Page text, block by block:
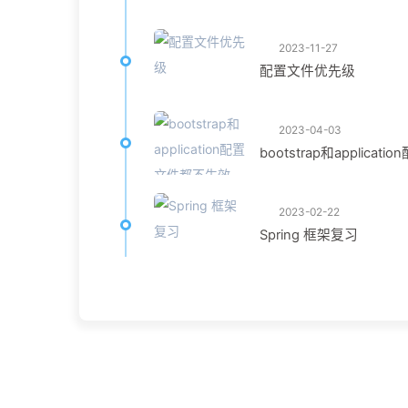
2023-11-27
配置文件优先级
2023-04-03
bootstrap和application
2023-02-22
Spring 框架复习